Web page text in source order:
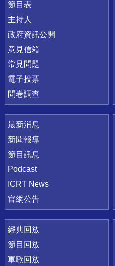
節目表
主持人
政府資訊公開
意見信箱
常見問題
電子投票
問卷調查
最新消息
新聞報導
節目訊息
Podcast
ICRT News
官網公告
經典回放
節目回放
軍歌回放